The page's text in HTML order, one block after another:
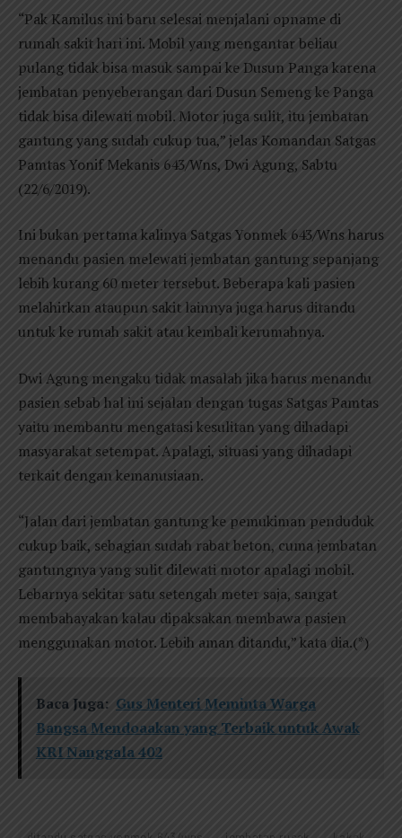
“Pak Kamilus ini baru selesai menjalani opname di
rumah sakit hari ini. Mobil yang mengantar beliau
pulang tidak bisa masuk sampai ke Dusun Panga karena
jembatan penyeberangan dari Dusun Semeng ke Panga
tidak bisa dilewati mobil. Motor juga sulit, itu jembatan
gantung yang sudah cukup tua,” jelas Komandan Satgas
Pamtas Yonif Mekanis 643/Wns, Dwi Agung, Sabtu
(22/6/2019).
Ini bukan pertama kalinya Satgas Yonmek 643/Wns harus
menandu pasien melewati jembatan gantung sepanjang
lebih kurang 60 meter tersebut. Beberapa kali pasien
melahirkan ataupun sakit lainnya juga harus ditandu
untuk ke rumah sakit atau kembali kerumahnya.
Dwi Agung mengaku tidak masalah jika harus menandu
pasien sebab hal ini sejalan dengan tugas Satgas Pamtas
yaitu membantu mengatasi kesulitan yang dihadapi
masyarakat setempat. Apalagi, situasi yang dihadapi
terkait dengan kemanusiaan.
“Jalan dari jembatan gantung ke pemukiman penduduk
cukup baik, sebagian sudah rabat beton, cuma jembatan
gantungnya yang sulit dilewati motor apalagi mobil.
Lebarnya sekitar satu setengah meter saja, sangat
membahayakan kalau dipaksakan membawa pasien
menggunakan motor. Lebih aman ditandu,” kata dia.(*)
Baca Juga: Gus Menteri Meminta Warga
Bangsa Mendoaakan yang Terbaik untuk Awak
KRI Nanggala 402